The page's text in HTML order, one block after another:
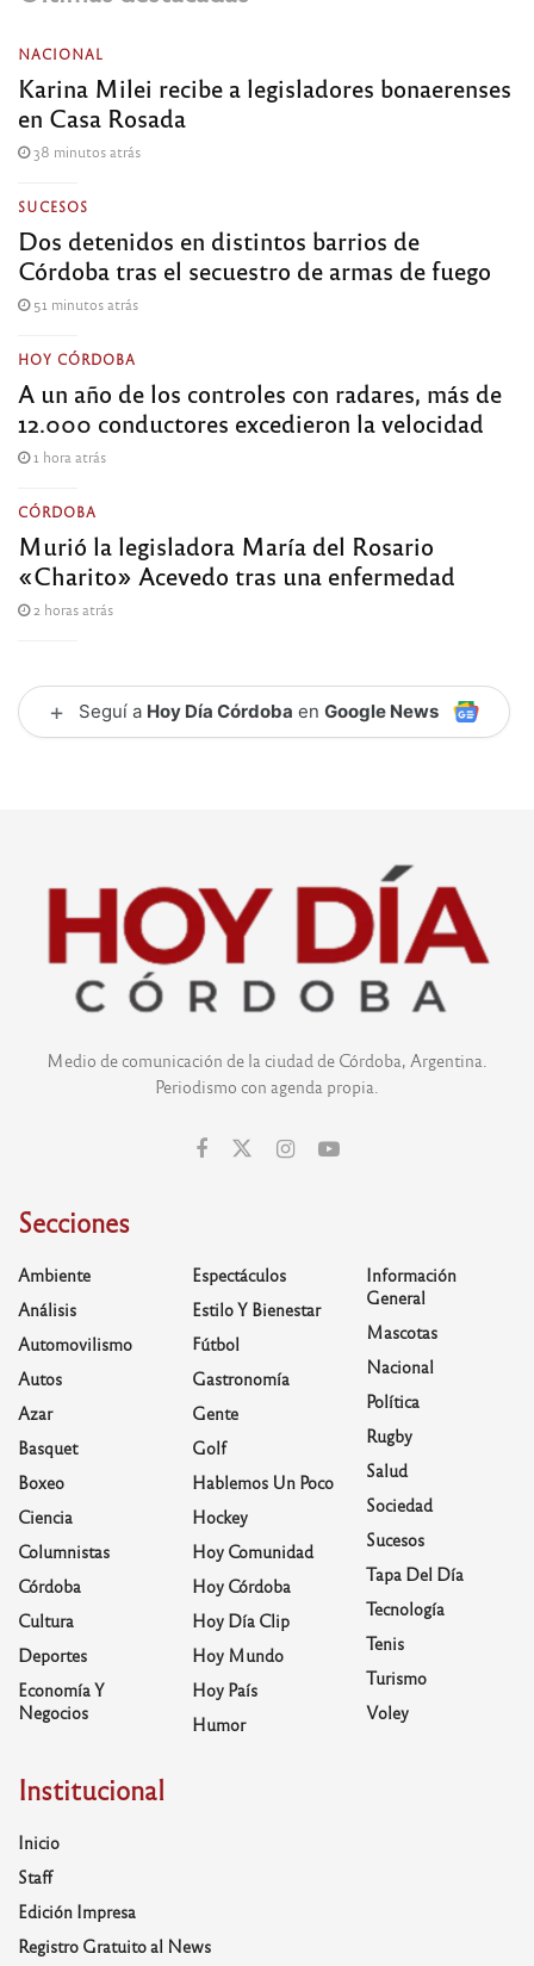
NACIONAL
Karina Milei recibe a legisladores bonaerenses
en Casa Rosada
38 minutos atrás
SUCESOS
Dos detenidos en distintos barrios de
Córdoba tras el secuestro de armas de fuego
51 minutos atrás
HOY CÓRDOBA
A un año de los controles con radares, más de
12.000 conductores excedieron la velocidad
1 hora atrás
CÓRDOBA
Murió la legisladora María del Rosario
«Charito» Acevedo tras una enfermedad
2 horas atrás
+ Seguí a Hoy Día Córdoba en Google News
Medio de comunicación de la ciudad de Córdoba, Argentina.
Periodismo con agenda propia.
Secciones
Ambiente
Análisis
Automovilismo
Autos
Azar
Basquet
Boxeo
Ciencia
Columnistas
Córdoba
Cultura
Deportes
Economía Y
Negocios
Espectáculos
Estilo Y Bienestar
Fútbol
Gastronomía
Gente
Golf
Hablemos Un Poco
Hockey
Hoy Comunidad
Hoy Córdoba
Hoy Día Clip
Hoy Mundo
Hoy País
Humor
Información
General
Mascotas
Nacional
Política
Rugby
Salud
Sociedad
Sucesos
Tapa Del Día
Tecnología
Tenis
Turismo
Voley
Institucional
Inicio
Staff
Edición Impresa
Registro Gratuito al News